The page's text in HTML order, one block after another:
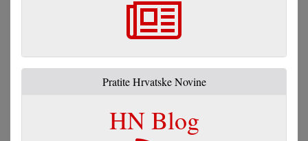
Pratite Hrvatske Novine
HN Blog